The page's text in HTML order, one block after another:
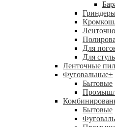
Для
Для
Ленточные
Фуговальные+
Бытовые
Бытовые